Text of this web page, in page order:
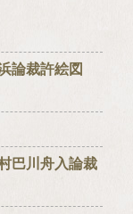
論裁許絵図
巴川舟入論裁